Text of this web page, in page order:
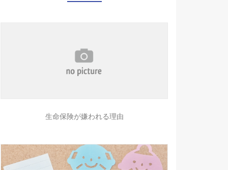
生命保険が嫌われる理由